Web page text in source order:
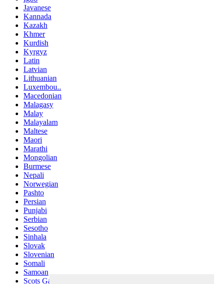
Javanese
Kannada
Kazakh
Khmer
Kurdish
Kyrgyz
Latin
Latvian
Lithuanian
Luxembou..
Macedonian
Malagasy
Malay
Malayalam
Maltese
Maori
Marathi
Mongolian
Burmese
Nepali
Norwegian
Pashto
Persian
Punjabi
Serbian
Sesotho
Sinhala
Slovak
Slovenian
Somali
Samoan
Scots Gaelic